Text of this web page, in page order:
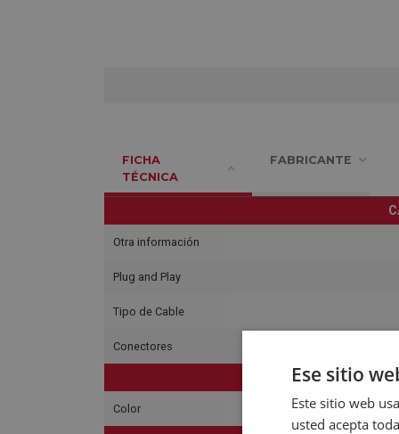
FICHA
TÉCNICA
FABRICANTE
Otra información
Plug and Play
Tipo de Cable
Conectores
Color
Ese sitio
Este sitio web
usted acepta